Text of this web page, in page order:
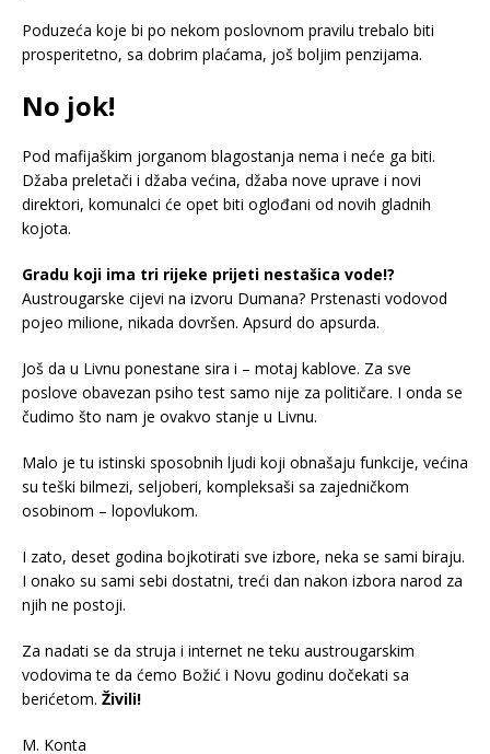
Poduzeća koje bi po nekom poslovnom pravilu trebalo biti
prosperitetno, sa dobrim plaćama, još boljim penzijama.
No jok!
Pod mafijaškim jorganom blagostanja nema i neće ga biti.
Džaba preletači i džaba većina, džaba nove uprave i novi
direktori, komunalci će opet biti oglođani od novih gladnih
kojota.
Gradu koji ima tri rijeke prijeti nestašica vode!?
Austrougarske cijevi na izvoru Dumana? Prstenasti vodovod
pojeo milione, nikada dovršen. Apsurd do apsurda.
Još da u Livnu ponestane sira i – motaj kablove. Za sve
poslove obavezan psiho test samo nije za političare. I onda se
čudimo što nam je ovakvo stanje u Livnu.
Malo je tu istinski sposobnih ljudi koji obnašaju funkcije, većina
su teški bilmezi, seljoberi, kompleksaši sa zajedničkom
osobinom – lopovlukom.
I zato, deset godina bojkotirati sve izbore, neka se sami biraju.
I onako su sami sebi dostatni, treći dan nakon izbora narod za
njih ne postoji.
Za nadati se da struja i internet ne teku austrougarskim
vodovima te da ćemo Božić i Novu godinu dočekati sa
berićetom. Živili!
M. Konta